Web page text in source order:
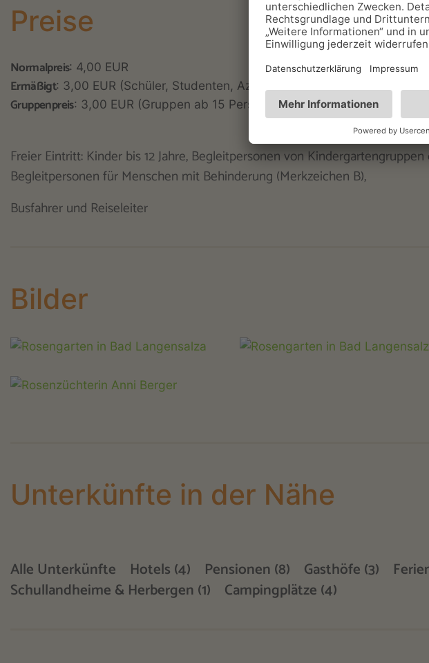
Preise
Normalpreis: 4,00 EUR
Ermäßigt: 3,00 EUR (Schüler, Studenten, Azubi, Kurkarteninhaber)
Gruppenpreis: 3,00 EUR (Gruppen ab 15 Personen)
Freier Eintritt: Kinder bis 12 Jahre, Begleitpersonen von
Begleitpersonen für Menschen mit Behinderung (Merkzeichen B),
Busfahrer und Reiseleiter
Bilder
Unterkünfte in der Nähe
Alle Unterkünfte Hotels (4) Pensionen (8) Gasthöfe (3)
Schullandheime & Herbergen (1)
Campingplätze (4)